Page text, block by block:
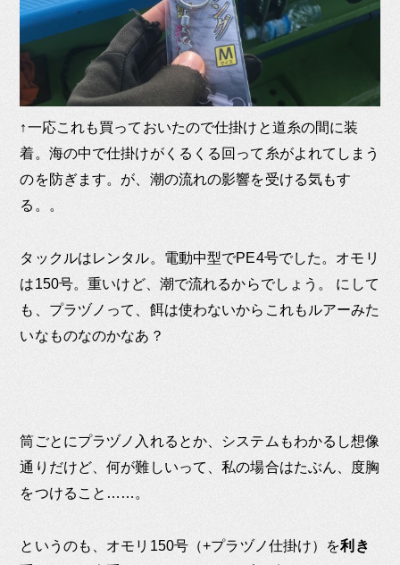
↑一応これも買っておいたので仕掛けと道糸の間に装
着。海の中で仕掛けがくるくる回って糸がよれてしまう
のを防ぎます。が、潮の流れの影響を受ける気もす
る。。
タックルはレンタル。電動中型でPE4号でした。オモリ
は150号。重いけど、潮で流れるからでしょう。 にして
も、プラヅノって、餌は使わないからこれもルアーみた
いなものなのかなあ？
筒ごとにプラヅノ入れるとか、システムもわかるし想像
通りだけど、何が難しいって、私の場合はたぶん、度胸
をつけること……。
というのも、オモリ150号（+プラヅノ仕掛け）を利き